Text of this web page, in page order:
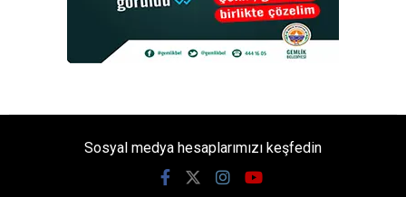
Sosyal medya hesaplarımızı keşfedin